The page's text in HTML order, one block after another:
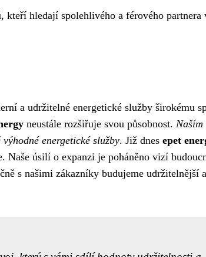
kteří hledají spolehlivého a férového partnera
a udržitelné energetické služby širokému
neustále rozšiřuje svou působnost. Naším
energetické služby. Již dnes epet
Naše úsilí o expanzi je poháněno vizí
s našimi zákazníky budujeme udržitelnější a